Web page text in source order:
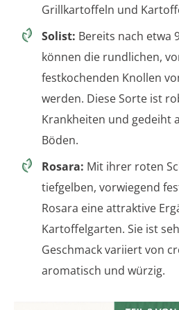
Grillkartoffeln und
Solist: Bereits nach etwa
können die rundlichen,
festkochenden Knollen
werden. Diese Sorte ist
Krankheiten und gedeiht
Böden.
Rosara: Mit ihrer roten
tiefgelben, vorwiegend
Rosara eine attraktive
Kartoffelgarten. Sie ist
Geschmack variiert von
aromatisch und würzig.